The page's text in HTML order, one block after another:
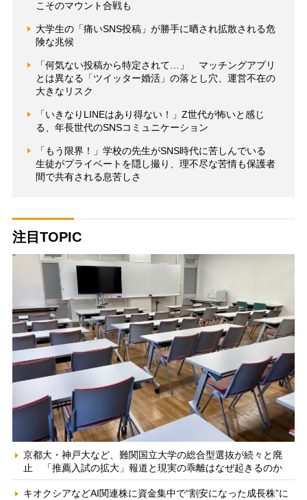
こそのマウント合戦も
大学生の「痛いSNS投稿」が勝手に晒され拡散される危
険な兆候
「何気ない投稿から特定されて…」 マッチングアプリ
とは異なる「ツイッター婚活」の落とし穴、運営不在の
大きなリスク
「いきなりLINEはあり得ない！」Z世代が怖いと感じ
る、年長世代のSNSコミュニケーション
「もう限界！」学校の先生がSNS時代に苦しんでいる
生徒がプライベートを隠し撮り、理不尽な苦情も保護者
間で共有される息苦しさ
注目TOPIC
京都大・神戸大など、難関国立大学の総合型選抜が続々と廃
止 「推薦入試の拡大」報道と現実の乖離はなぜ起きるのか
キオクシアなどAI関連株に資金集中で“割安になった成長株”に